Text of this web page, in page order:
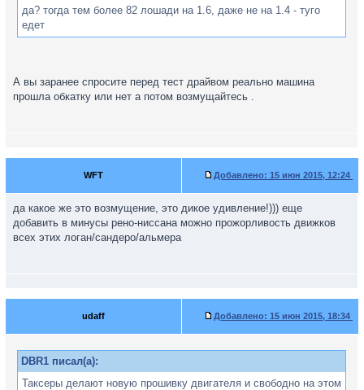
да? тогда тем более 82 лошади на 1.6, даже не на 1.4 - туго
едет
А вы заранее спросите перед тест драйвом реально машина
прошла обкатку или нет а потом возмущайтесь .
WFT Добавлено: 15 июн 2015, 12:24
да какое же это возмущение, это дикое удивление!))) еще
добавить в минусы рено-ниссана можно прожорливость движков
всех этих логан/сандеро/альмера
udaff Добавлено: 15 июн 2015, 18:34
DBR1 писал(а):
Таксеры делают новую прошивку двигателя и свободно на этом